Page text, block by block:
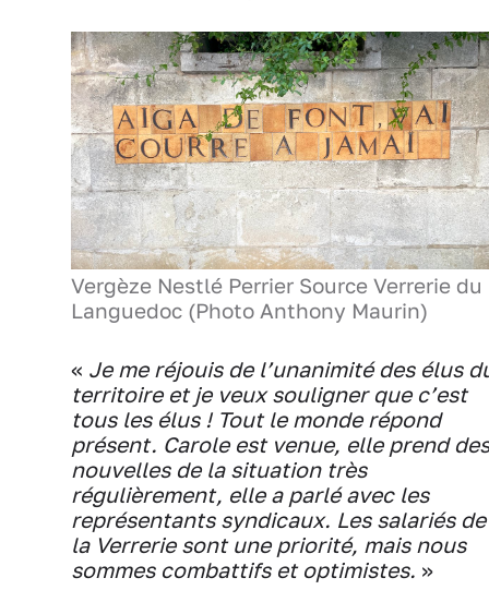
Vergèze Nestlé Perrier Source Verrerie du
Languedoc (Photo Anthony Maurin)
« Je me réjouis de l’unanimité des élus
territoire et je veux souligner que c’est
tous les élus ! Tout le monde répond
présent. Carole est venue, elle prend des
nouvelles de la situation très
régulièrement, elle a parlé avec les
représentants syndicaux. Les salariés de
la Verrerie sont une priorité, mais nous
sommes combattifs et optimistes. »